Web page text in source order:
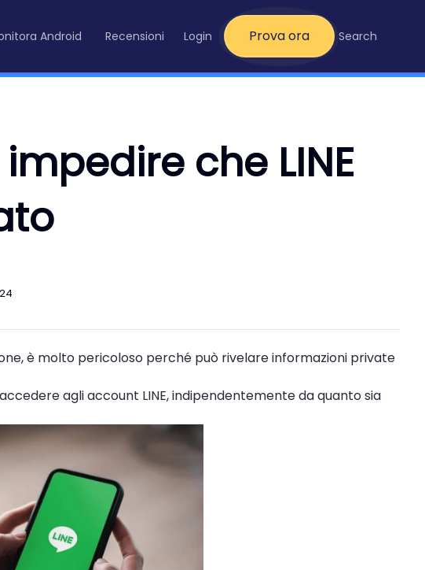
Android Recensioni Login Prova ora Search
che LINE
è molto pericoloso perché può rivelare informazioni private
agli account LINE, indipendentemente da quanto sia